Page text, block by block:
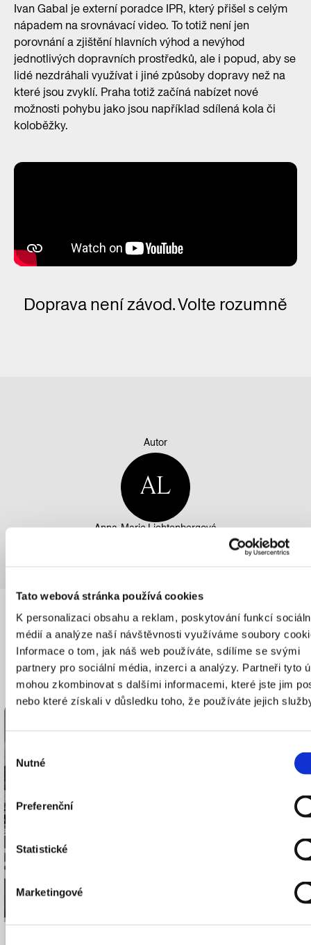
Tato webová stránka používá cookies
K personalizaci obsahu a reklam, poskytování funkcí
médií a analýze naší návštěvnosti využíváme soubory
Informace o tom, jak náš web používáte, sdílíme se svými
partnery pro sociální média, inzerci a analýzy. Partneři tyto
mohou zkombinovat s dalšími informacemi, které jste jim
nebo které získali v důsledku toho, že používáte jejich
souhlasu
Nutné
Preferenční
Statistické
Marketingové
Ivan Gabal je externí poradce IPR, který přišel s celým
nápadem na srovnávací video. To totiž není jen
porovnání a zjištění hlavních výhod a nevýhod
jednotlivých dopravních prostředků, ale i popud, aby se
lidé nezdráhali využívat i jiné způsoby dopravy než na
které jsou zvyklí. Praha totiž začíná nabízet nové
možnosti pohybu jako jsou například sdílená kola či
koloběžky.
Doprava není závod. Volte rozumně
Autor
AL
Anna-Marie Lichtenbergová
související